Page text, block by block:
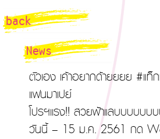
back
News
ตัวเอง เค้าอยากด้ายยยย #แท็
แฟนมาเปย์
โปรฯเเรง!! สวยฟ้าแลบบบบบ
วันนี้ – 15 ม.ค. 2561 กด